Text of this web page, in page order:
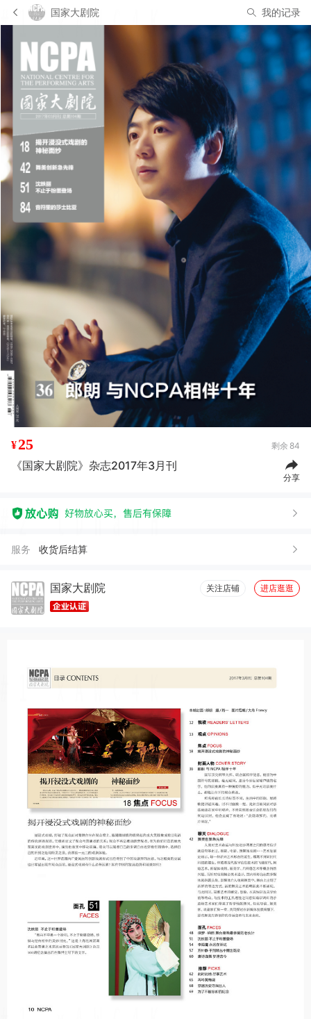
国家大剧院 我的记录
¥25 剩余 84
《国家大剧院》杂志2017年3月刊
分享
服务 收货后结算
国家大剧院 关注店铺 进店逛逛